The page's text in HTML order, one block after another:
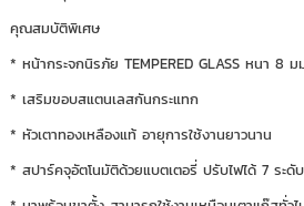
คุณสมบัติพิเศษ
* หน้ากระจกนิรภัย TEMPERED GLASS หนา 8 ม
* เสริมขอบสแตนเลสกันกระแทก
* หัวเตาทองเหลืองแท้ อายุการใช้งานยาวนาน
* สปาร์คจุอัตโนมัติด้วยแบตเตอรี่ ปรับไฟได้ 7 ระดับ